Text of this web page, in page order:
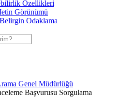
Özellikleri
Görünümü
Odaklama
Genel Müdürlüğü
Başvurusu Sorgulama